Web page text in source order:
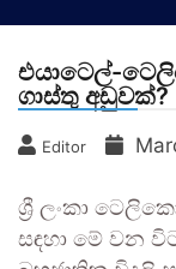
එයාටෙල්-
ගාස්තු අඩුවක්?
Editor
ශ්‍රී ලංකා
සඳහා මේ වන